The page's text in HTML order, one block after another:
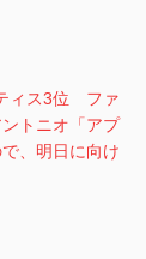
ィス3位 ファ
トニオ「アプ
、明日に向け